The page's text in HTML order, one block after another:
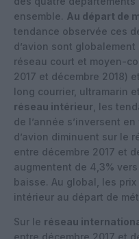
ensemble. Au départ de
tendance observée ces
d’avion sont
réseau court et moyen-
2017 et décembre 2018)
long courrier, ultramarin
réseau intérieur , les
de l’année s’inversent
d’avion diminuent sur le
entre décembre 2017 et
augmentent de 4,3% vers
baisse. Au global, les
intérieur au départ de
Sur le réseau
entre décembre 2017 et